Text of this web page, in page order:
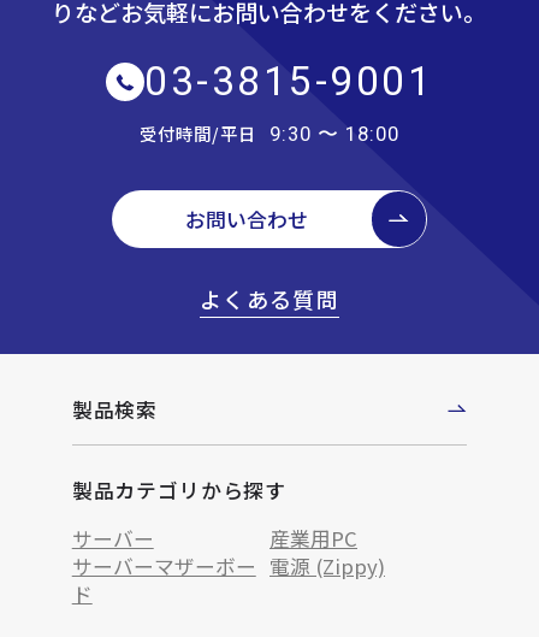
りなどお気軽にお問い合わせをください。
03-3815-9001
受付時間/平日 9:30 〜 18:00
お問い合わせ
よくある質問
製品検索
製品カテゴリから探す
サーバー
産業用PC
サーバーマザーボー
ド
電源 (Zippy)